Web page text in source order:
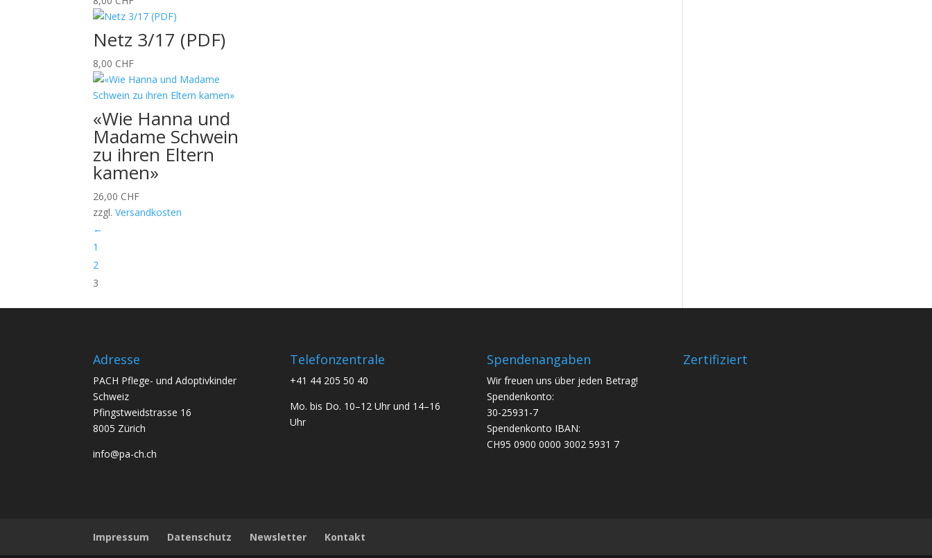
Netz 3/17 (PDF)
8,00 CHF
«Wie Hanna und
Madame Schwein
zu ihren Eltern
kamen»
26,00 CHF
zzgl.Versandkosten
←
1
2
3
Adresse
PACH Pflege- und Adoptivkinder
Schweiz
Pfingstweidstrasse 16
8005 Zürich
info@pa-ch.ch
Telefonzentrale
+41 44 205 50 40
Mo. bis Do. 10–12 Uhr und 14–16
Uhr
Spendenangaben
Wir freuen uns über jeden Betrag!
Spendenkonto:
30-25931-7
Spendenkonto IBAN:
CH95 0900 0000 3002 5931 7
Zertifiziert
Impressum Datenschutz Newsletter Kontakt